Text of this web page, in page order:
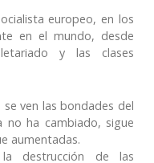
europeo, en los
en el mundo, desde
y las clases
ven las bondades del
no ha cambiado, sigue
aumentadas.
destrucción de las